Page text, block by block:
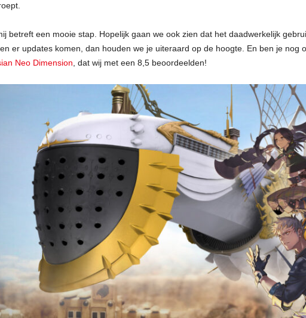
betreft een mooie stap. Hopelijk gaan we ook zien dat het daadwerkelijk
er updates komen, dan houden we je uiteraard op de hoogte. En ben je nog
Neo Dimension, dat wij met een 8,5 beoordeelden!